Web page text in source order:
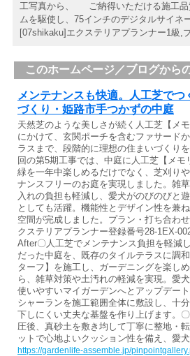
工写真から、 ご納得いただける施工品
ムを駆使し、75インチのデジタルサイネ
[07shikaku]エクステリアプランナー1級,
このホームページ／ブログから
メンテナンスも快適。人工芝で
づくり・姫路市手つかずの中庭
天然芝のような美しさが続く人工芝【メ
にかけて、玄関ポーチを含むファサード
ラスまで、段階的に理想の住まいづくり
回の第5期工事では、中庭に人工芝【メ
緑を一年中楽しめるだけでなく、芝刈り
ナンスフリーのお庭を実現しました。雑
入れの負担も軽減し、愛犬がのびのびと
としても活躍。機能性とデザイン性を兼
空間が完成しました。プラン・打ち合わ
クステリアプランナー登録番号28-1EX-
After〇人工芝でメンテナンス負担を軽減
だった中庭を、既存のタイルテラスに調
ターフ】を施工し、ガーデニングを楽し
ら、雑草対策や土汚れの軽減を実現。愛
使いやすいマイガーデンへとアップデー
シャーランを施工範囲全体に敷設し、十
下しにくい丈夫な基盤を作り上げます。
圧後、真砂土を敷き均して丁寧に整地・
ットで心地よいクッション性を備え、愛
https://gardenlife-assemble.jp/